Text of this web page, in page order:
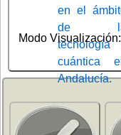
Modo Visualización: